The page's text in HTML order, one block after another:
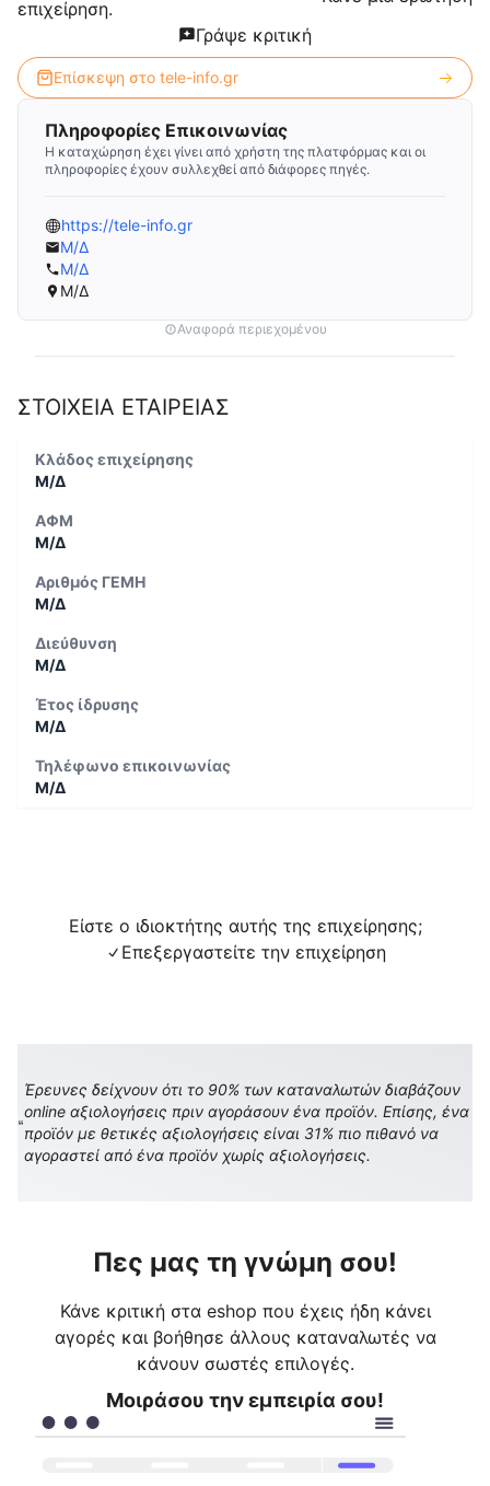
επιχείρηση.
Γράψε κριτική
Επίσκεψη στο tele-info.gr
Πληροφορίες Επικοινωνίας
Η καταχώρηση έχει γίνει από χρήστη της πλατφόρμας και οι
πληροφορίες έχουν συλλεχθεί από διάφορες πηγές.
https://tele-info.gr
Μ/Δ
Μ/Δ
Μ/Δ
Αναφορά περιεχομένου
ΣΤΟΙΧΕΙΑ ΕΤΑΙΡΕΙΑΣ
Κλάδος επιχείρησης
Μ/Δ
ΑΦΜ
Μ/Δ
Αριθμός ΓΕΜΗ
Μ/Δ
Διεύθυνση
Μ/Δ
Έτος ίδρυσης
Μ/Δ
Τηλέφωνο επικοινωνίας
Μ/Δ
Είστε ο ιδιοκτήτης αυτής της επιχείρησης;
Επεξεργαστείτε την επιχείρηση
Έρευνες δείχνουν ότι το 90% των καταναλωτών διαβάζουν
online αξιολογήσεις πριν αγοράσουν ένα προϊόν. Επίσης, ένα
προϊόν με θετικές αξιολογήσεις είναι 31% πιο πιθανό να
αγοραστεί από ένα προϊόν χωρίς αξιολογήσεις.
Πες μας τη γνώμη σου!
Κάνε κριτική στα eshop που έχεις ήδη κάνει
αγορές και βοήθησε άλλους καταναλωτές να
κάνουν σωστές επιλογές.
Μοιράσου την εμπειρία σου!